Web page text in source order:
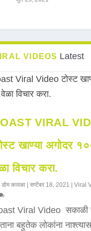
VIDEOS Latest
VIRAL
खाण्या अगोदर
विचार करा.
डोम कावळा| सप्टेंबर 18, 2021 Viral
Viral Video सकाळी
बहुतेक लोकांना